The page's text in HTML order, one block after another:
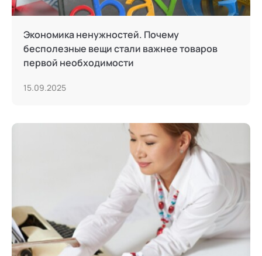
Экономика ненужностей. Почему
бесполезные вещи стали важнее товаров
первой необходимости
15.09.2025